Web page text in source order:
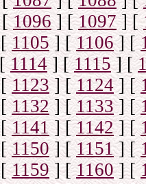
[1096] [1097] [
[1105] [1106] [
[1114] [1115] [
[1123] [1124] [
[1132] [1133] [
[1141] [1142] [
[1150] [1151] [
[1159] [1160] [